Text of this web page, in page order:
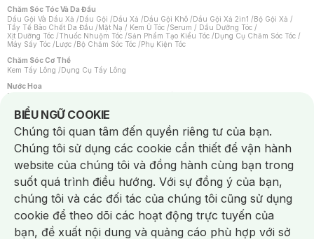
Chăm Sóc Tóc Và Da Đầu
Dầu Gội Và Dầu Xả /Dầu Gội /Dầu Xả /Dầu Gội Khô /Dầu Gội Xả 2in1 /Bộ Gội Xả /
Tẩy Tế Bào Chết Da Đầu /Mặt Nạ / Kem Ủ Tóc /Serum / Dầu Dưỡng Tóc /
Xịt Dưỡng Tóc /Thuốc Nhuộm Tóc /Sản Phẩm Tạo Kiểu Tóc /Dụng Cụ Chăm Sóc Tóc /
Máy Sấy Tóc /Lược /Bộ Chăm Sóc Tóc /Phụ Kiện Tóc
Chăm Sóc Cơ Thể
Kem Tẩy Lông /Dụng Cụ Tẩy Lông
Nước Hoa
Nước Hoa Nữ
Chăm Sóc Cá Nhân
Chống Muỗi /Khẩu Trang /Máy Massage/Mặt Nạ Xông Hơi /Nước Rửa Tay/
Sản Phẩm Chăm Sóc Khác /Bàn Chải Đánh Răng /Bàn Chải Điện/
Hỗ Trợ Trắng Răng/Kem Đánh Răng /Máy Tăm Nước/ Nước Súc Miệng/
Tăm / Chỉ Nha Khoa/ Xịt Thơm Miệng / Dung Dịch Vệ Sinh/Dưỡng Vùng Kín/
Khăn Ướt Vệ Sinh Vùng Kín/Băng Vệ Sinh/Tampon/Bọt Cạo Râu /Dao Cạo Râu/
Máy Cạo Râu
Vấn Đề Về Da
Da Dầu / Lỗ Chân Lông To/ Da Khô / Mất Nước/ Da Lão Hóa/ Da Mụn/
Da Nhạy Cảm / Kích Ứng
Da Xỉn Màu Thâm / Nám / Tàn Nhang
Quầng Thâm & Bọng Mắt /Sẹo /Viêm Da Cơ Địa
Dụng Cụ / Phụ Kiện Chăm Sóc Da
BIỂU NGỮ COOKIE
Notice about cookies usage
Chúng tôi quan tâm đến quyền riêng tư của bạn.
Chúng tôi sử dụng các cookie cần thiết để vận hành
website của chúng tôi và đồng hành cùng bạn trong
suốt quá trình điều hướng. Với sự đồng ý của bạn,
chúng tôi và các đối tác của chúng tôi cũng sử dụng
cookie để theo dõi các hoạt động trực tuyến của
bạn, đề xuất nội dung và quảng cáo phù hợp với sở